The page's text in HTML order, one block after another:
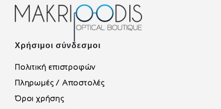
Χρήσιμοι σύνδεσμοι
Πολιτική επιστροφών
Πληρωμές / Αποστολές
Όροι χρήσης